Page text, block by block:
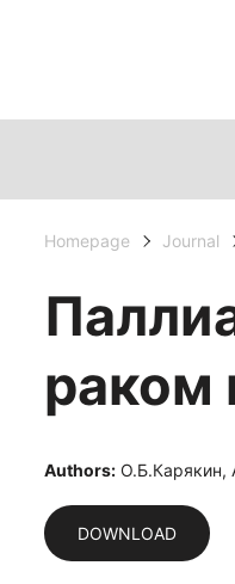
Homepage Journal
раком
Authors: О.Б.Карякин,
DOWNLOAD